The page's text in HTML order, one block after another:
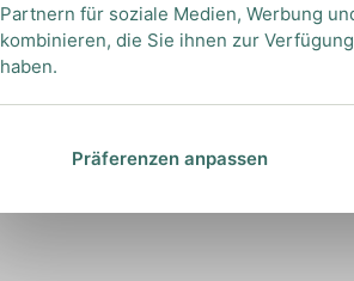
Partnern für soziale Medien, Werbung
kombinieren, die Sie ihnen zur
haben.
Präferenzen anpassen